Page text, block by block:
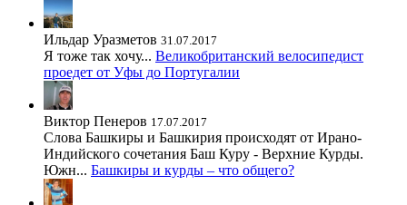
Ильдар Уразметов 31.07.2017
Я тоже так хочу... Великобританский велосипедист
проедет от Уфы до Португалии
Виктор Пенеров 17.07.2017
Слова Башкиры и Башкирия происходят от Ирано-
Индийского сочетания Баш Куру - Верхние Курды.
Южн... Башкиры и курды – что общего?